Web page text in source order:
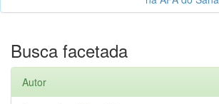
Busca facetada
Autor